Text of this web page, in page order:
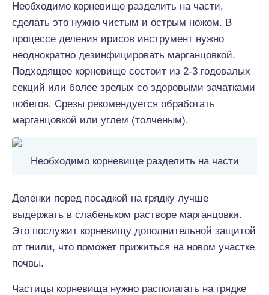
Необходимо корневище разделить на части,
сделать это нужно чистым и острым ножом. В
процессе деления ирисов инструмент нужно
неоднократно дезинфицировать марганцовкой.
Подходящее корневище состоит из 2-3 годовалых
секций или более зрелых со здоровыми зачатками
побегов. Срезы рекомендуется обработать
марганцовкой или углем (толченым).
Необходимо корневище разделить на части
Деленки перед посадкой на грядку лучше
выдержать в слабеньком растворе марганцовки.
Это послужит корневищу дополнительной защитой
от гнили, что поможет прижиться на новом участке
почвы.
Частицы корневища нужно располагать на грядке